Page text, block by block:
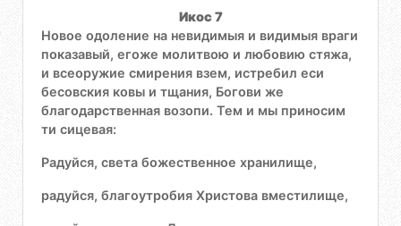
Икос 7
Новое одоление на невидимыя и видимыя враги
показавый, егоже молитвою и любовию стяжа,
и всеоружие смирения взем, истребил еси
бесовския ковы и тщания, Богови же
благодарственная возопи. Тем и мы приносим
ти сицевая:
Радуйся, света божественное хранилище,
радуйся, благоутробия Христова вместилище,